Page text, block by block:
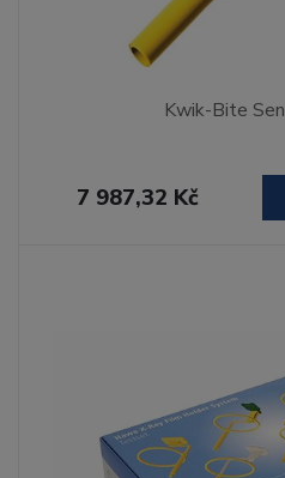
Kwik-Bite
7 987,32 Kč